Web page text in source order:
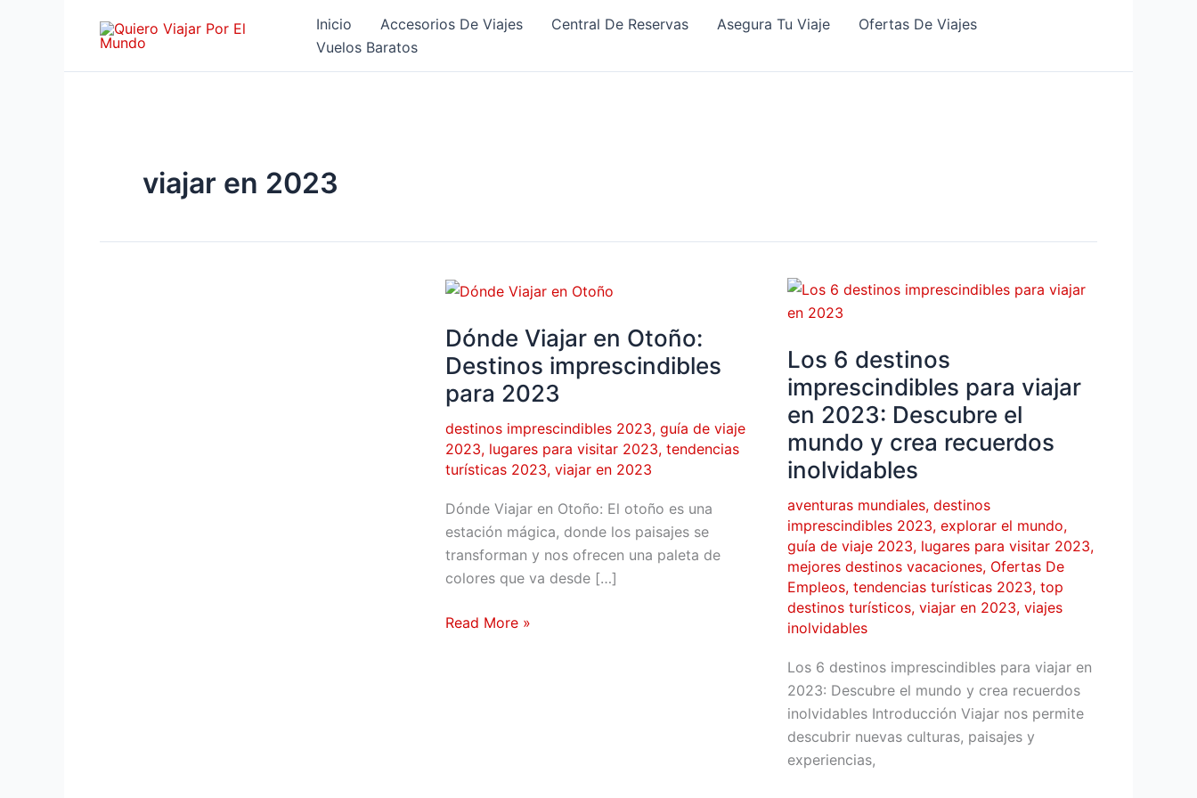
Inicio Accesorios De Viajes Central De Reservas Asegura Tu Viaje
Ofertas De Viajes
Vuelos Baratos
viajar en 2023
Dónde Viajar en Otoño:
Destinos imprescindibles
para 2023
destinos imprescindibles 2023, guía de viaje
2023, lugares para visitar 2023, tendencias
turísticas 2023, viajar en 2023
Dónde Viajar en Otoño: El otoño es una
estación mágica, donde los paisajes se
transforman y nos ofrecen una paleta de
colores que va desde […]
Dónde
en
Otoño:
imprescindibles
para
2023
Read More »
Los 6 destinos
imprescindibles para viajar
en 2023: Descubre el
mundo y crea recuerdos
inolvidables
aventuras mundiales, destinos
imprescindibles 2023, explorar el mundo,
guía de viaje 2023, lugares para visitar 2023,
mejores destinos vacaciones, Ofertas De
Empleos, tendencias turísticas 2023, top
destinos turísticos, viajar en 2023, viajes
inolvidables
Los 6 destinos imprescindibles para viajar en
2023: Descubre el mundo y crea recuerdos
inolvidables Introducción Viajar nos permite
descubrir nuevas culturas, paisajes y
experiencias,
Los
6
imprescindibles
para
viajar
en
2023:
Descubre
mundo
y
crea
recuerdos
inolvidables